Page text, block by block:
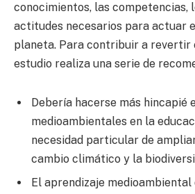
conocimientos, las competencias,
actitudes necesarios para actuar
planeta. Para contribuir a revertir
estudio realiza una serie de
Debería hacerse más hincapié
medioambientales en la
necesidad particular de
cambio climático y la
El aprendizaje